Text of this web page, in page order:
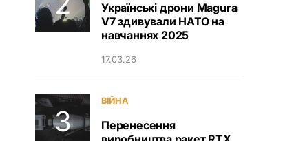
Українські дрони Magura
V7 здивували НАТО на
навчаннях 2025
17.03.26
ВІЙНА
Перенесення